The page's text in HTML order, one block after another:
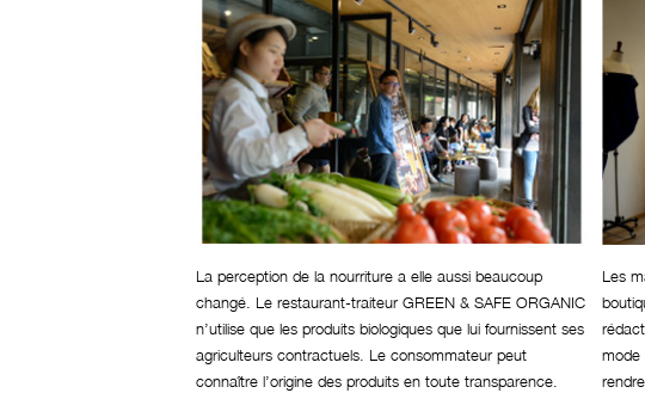
La perception de la nourriture a elle aussi beaucoup
changé. Le restaurant-traiteur GREEN & SAFE ORGANIC
n’utilise que les produits biologiques que lui fournissent ses
agriculteurs contractuels. Le consommateur peut
connaître l’origine des produits en toute transparence.
Les
mode